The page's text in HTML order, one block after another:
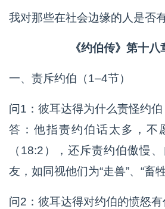
我对那些在社会边缘的人是否
《约伯传》第十八
一、责斥约伯（1–4节）
问1：彼耳达得为什么责怪约伯
答：他指责约伯话太多，不
（18:2），还斥责约伯傲慢
友，如同视他们为“走兽”、“畜
问2：彼耳达得对约伯的愤怒有